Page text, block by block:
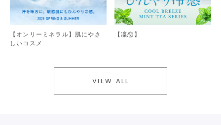
【オンリーミネラル】肌にやさ
しいコスメ
【凜恋】
VIEW ALL